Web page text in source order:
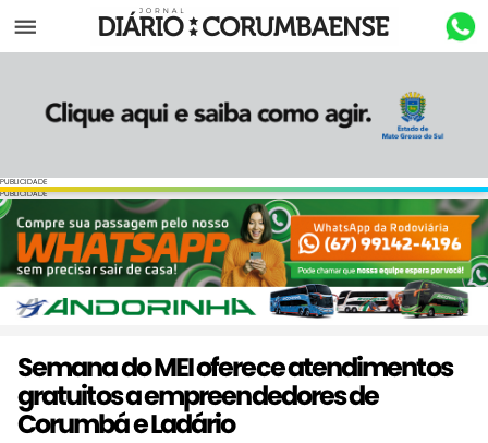
Menu
PUBLICIDADE
PUBLICIDADE
Semana do MEI oferece atendimentos
gratuitos a empreendedores de
Corumbá e Ladário